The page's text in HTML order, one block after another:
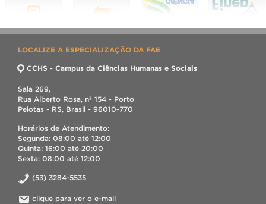
LOCALIZE A ESPECIALIZAÇÃO DA FAE
CCHS - Campus da Ciências Humanas e Sociais
Sala 269,
Rua Alberto Rosa, nº 154 - Porto
Pelotas - RS, Brasil - 96010-770
Horários de Atendimento:
Segunda: 08:00 até 12:00
Quinta: 16:00 até 20:00
Sexta: 08:00 até 12:00
(53) 3284-5535
clique para ver o e-mail